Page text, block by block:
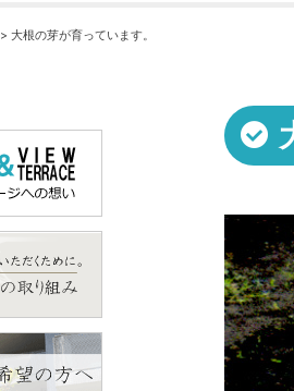
> 大根の芽が育っています。